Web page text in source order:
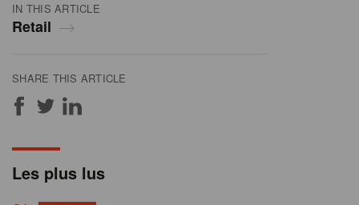
IN THIS ARTICLE
Retail
SHARE THIS ARTICLE
Les plus lus